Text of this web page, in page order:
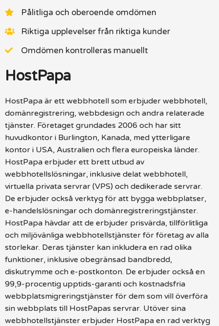
Pålitliga och oberoende omdömen
Riktiga upplevelser från riktiga kunder
Omdömen kontrolleras manuellt
HostPapa
HostPapa är ett webbhotell som erbjuder webbhotell,
domänregistrering, webbdesign och andra relaterade
tjänster. Företaget grundades 2006 och har sitt
huvudkontor i Burlington, Kanada, med ytterligare
kontor i USA, Australien och flera europeiska länder.
HostPapa erbjuder ett brett utbud av
webbhotellslösningar, inklusive delat webbhotell,
virtuella privata servrar (VPS) och dedikerade servrar.
De erbjuder också verktyg för att bygga webbplatser,
e-handelslösningar och domänregistreringstjänster.
HostPapa hävdar att de erbjuder prisvärda, tillförlitliga
och miljövänliga webbhotellstjänster för företag av alla
storlekar. Deras tjänster kan inkludera en rad olika
funktioner, inklusive obegränsad bandbredd,
diskutrymme och e-postkonton. De erbjuder också en
99,9-procentig upptids-garanti och kostnadsfria
webbplatsmigreringstjänster för dem som vill överföra
sin webbplats till HostPapas servrar. Utöver sina
webbhotellstjänster erbjuder HostPapa en rad verktyg